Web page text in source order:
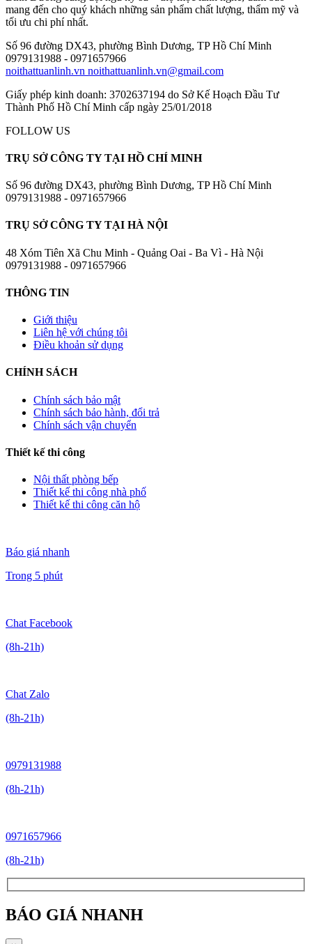
mang đến cho quý khách những sản phẩm chất lượng, thẩm mỹ và
tối ưu chi phí nhất.
Số 96 đường DX43, phường Bình Dương, TP Hồ Chí Minh
0979131988 - 0971657966
noithattuanlinh.vn noithattuanlinh.vn@gmail.com
Giấy phép kinh doanh: 3702637194 do Sở Kế Hoạch Đầu Tư
Thành Phố Hồ Chí Minh cấp ngày 25/01/2018
FOLLOW US
TRỤ SỞ CÔNG TY TẠI HỒ CHÍ MINH
Số 96 đường DX43, phường Bình Dương, TP Hồ Chí Minh
0979131988 - 0971657966
TRỤ SỞ CÔNG TY TẠI HÀ NỘI
48 Xóm Tiên Xã Chu Minh - Quảng Oai - Ba Vì - Hà Nội
0979131988 - 0971657966
THÔNG TIN
Giới thiệu
Liên hệ với chúng tôi
Điều khoản sử dụng
CHÍNH SÁCH
Chính sách bảo mật
Chính sách bảo hành, đổi trả
Chính sách vận chuyển
Thiết kế thi công
Nội thất phòng bếp
Thiết kế thi công nhà phố
Thiết kế thi công căn hộ
Báo giá nhanh
Trong 5 phút
Chat Facebook
(8h-21h)
Chat Zalo
(8h-21h)
0979131988
(8h-21h)
0971657966
(8h-21h)
BÁO GIÁ NHANH